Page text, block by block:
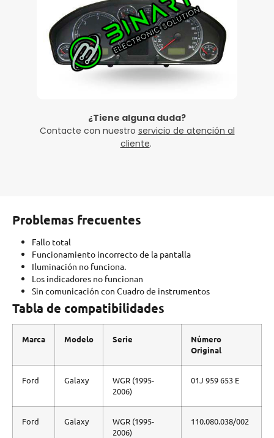
¿Tiene alguna duda?
Contacte con nuestro servicio de atención al
cliente.
Problemas frecuentes
Fallo total
Funcionamiento incorrecto de la pantalla
Iluminación no funciona.
Los indicadores no funcionan
Sin comunicación con Cuadro de instrumentos
Tabla de compatibilidades
Marca Modelo Serie
Número
Original
Ford Galaxy
WGR (1995-
2006)
01J 959 653 E
Ford Galaxy
WGR (1995-
2006)
110.080.038/002